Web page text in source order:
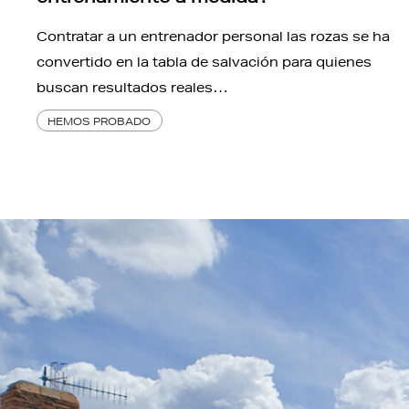
Contratar a un entrenador personal las rozas se ha
convertido en la tabla de salvación para quienes
buscan resultados reales…
HEMOS PROBADO